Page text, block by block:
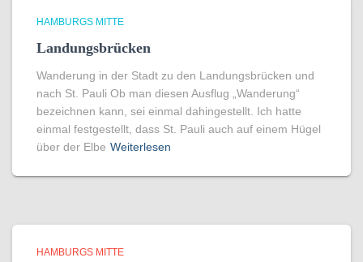
HAMBURGS MITTE
Landungsbrücken
Wanderung in der Stadt zu den Landungsbrücken und
nach St. Pauli Ob man diesen Ausflug „Wanderung“
bezeichnen kann, sei einmal dahingestellt. Ich hatte
einmal festgestellt, dass St. Pauli auch auf einem Hügel
über der Elbe Weiterlesen
HAMBURGS MITTE